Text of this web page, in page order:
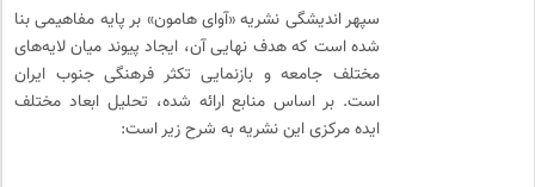
سپهر اندیشگی نشریه «آوای هامون» بر پایه مفاهیمی بنا
شده است که هدف نهایی آن، ایجاد پیوند میان لایه‌های
مختلف جامعه و بازنمایی تکثر فرهنگی جنوب ایران
است. بر اساس منابع ارائه شده، تحلیل ابعاد مختلف
ایده مرکزی این نشریه به شرح زیر است: